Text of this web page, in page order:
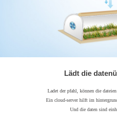
Lädt die
Ladet der pfahl, können die
Ein cloud-server hilft im
Und die daten sind